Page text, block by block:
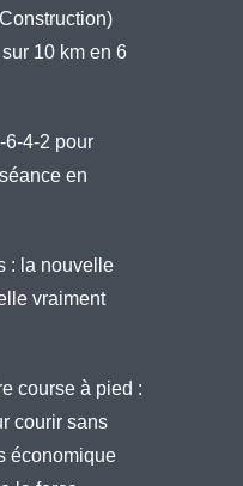
10 km en 6
6-4-2 pour
en
: la nouvelle
vraiment
course à pied :
courir sans
économique